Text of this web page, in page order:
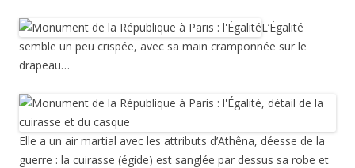
L’Égalité
semble un peu crispée, avec sa main cramponnée sur le
drapeau…
Elle a un air martial avec les attributs d’Athêna, déesse de la
guerre : la cuirasse (égide) est sanglée par dessus sa robe et